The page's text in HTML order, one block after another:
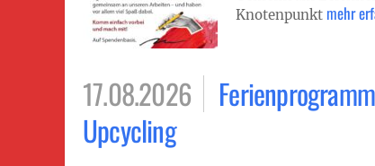
Knotenpunkt mehr
17.08.2026
Upcycling